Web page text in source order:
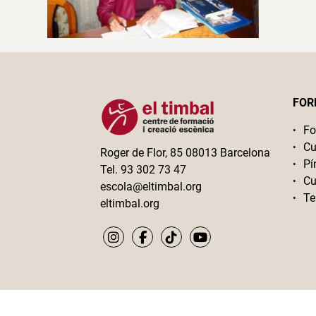
Roger de Flor, 85 08013 Barcelona
Tel. 93 302 73 47
escola@eltimbal.org
eltimbal.org